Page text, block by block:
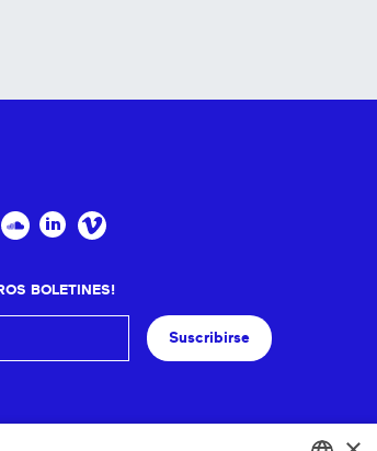
BOLETINES!
Suscribirse